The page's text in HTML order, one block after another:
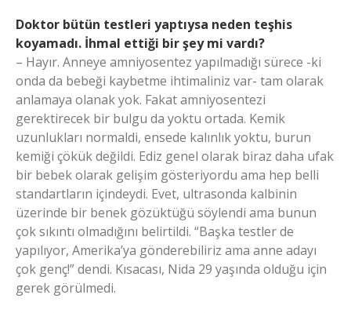
Doktor bütün testleri yaptıysa neden teşhis
koyamadı. İhmal ettiği bir şey mi vardı?
– Hayır. Anneye amniyosentez yapılmadığı sürece -ki
onda da bebeği kaybetme ihtimaliniz var- tam olarak
anlamaya olanak yok. Fakat amniyosentezi
gerektirecek bir bulgu da yoktu ortada. Kemik
uzunlukları normaldi, ensede kalınlık yoktu, burun
kemiği çökük değildi. Ediz genel olarak biraz daha ufak
bir bebek olarak gelişim gösteriyordu ama hep belli
standartların içindeydi. Evet, ultrasonda kalbinin
üzerinde bir benek gözüktüğü söylendi ama bunun
çok sıkıntı olmadığını belirtildi. “Başka testler de
yapılıyor, Amerika’ya gönderebiliriz ama anne adayı
çok genç!” dendi. Kısacası, Nida 29 yaşında olduğu için
gerek görülmedi.